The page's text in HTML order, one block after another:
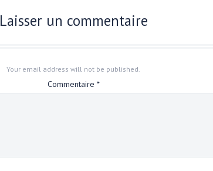
Laisser un commentaire
Your email address will not be published.
Commentaire *